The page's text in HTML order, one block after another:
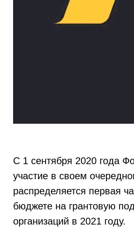
С 1 сентября 2020 года
участие в своем
распределяется первая
бюджете на грантовую
организаций в 2021 году.